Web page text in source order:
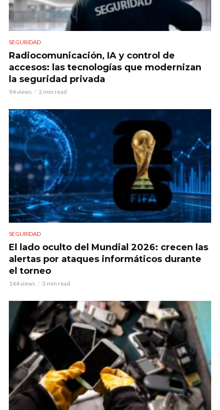
SEGURIDAD
Radiocomunicación, IA y control de
accesos: las tecnologías que modernizan
la seguridad privada
94 views 2 min read
SEGURIDAD
El lado oculto del Mundial 2026: crecen las
alertas por ataques informáticos durante
el torneo
144 views 3 min read